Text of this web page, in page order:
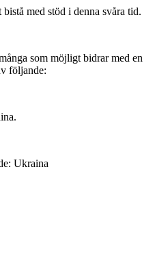
med stöd i denna svåra tid.
som möjligt bidrar med en
följande:
Ukraina